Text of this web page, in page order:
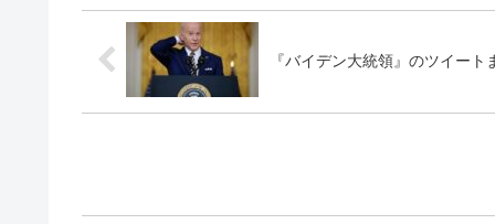
『バイデン大統領』のツイー